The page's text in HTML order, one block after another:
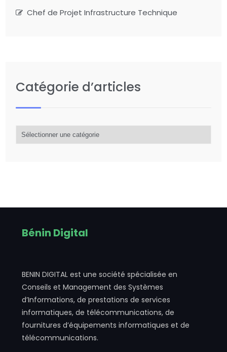
Chef de Projet Infrastructure Technique
Catégorie d’articles
d’articles
Bénin Digital
BENIN DIGITAL est une société spécialisée en
Conseils et Management des Systèmes
d’Informations, de prestations de services
informatiques, de télécommunications, de
fournitures d’équipements informatiques et de
télécommunications.